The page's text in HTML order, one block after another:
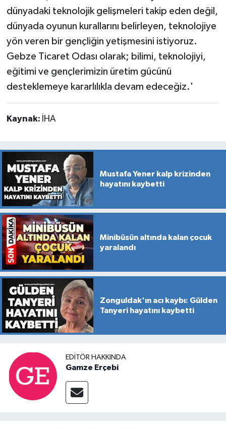
dünyadaki teknolojik gelişmeleri takip eden değil,
dünyada oyunun kurallarını belirleyen, teknolojiye
yön veren bir gençliğin yetişmesini istiyoruz.
Gebze Ticaret Odası olarak; bilimi, teknolojiyi,
eğitimi ve gençlerimizin üretim gücünü
desteklemeye kararlılıkla devam edeceğiz.'
Kaynak: İHA
Mustafa Yener kalp krizinden
hayatını kaybetti
Minibüsün altında kalan çocuk
yaralandı
Zonguldak'ın acı kaybı: Gülden
Tanyeri hayatını kaybetti
EDITÖR HAKKINDA
Gamze Erçebi